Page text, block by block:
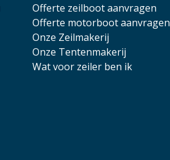
Offerte zeilboot aanvragen
Offerte motorboot aanvragen
Onze Zeilmakerij
Onze Tentenmakerij
Wat voor zeiler ben ik